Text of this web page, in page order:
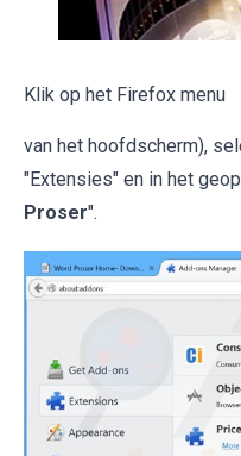
Klik op het Firefox menu
van het hoofdscherm),
"Extensies" en in het
Proser".